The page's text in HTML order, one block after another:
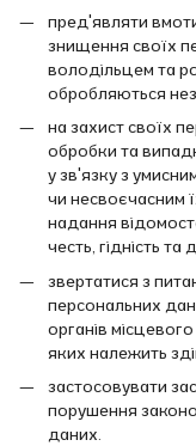
пред'являти
знищення своїх
володільцем та
обробляються
на захист своїх
обробки та
у зв'язку з
чи несвоєчасним
надання
честь, гідність
звертатися з
персональних
органів
яких належить
застосовувати
порушення
даних.